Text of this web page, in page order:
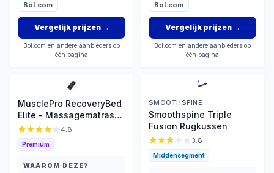
Bol.com
Vergelijk prijzen→
Bol.com en andere aanbieders op
één pagina
Bol.com
Vergelijk prijzen→
Bol.com en andere aanbieders op
één pagina
MusclePro RecoveryBed
Elite - Massagematras
met warmte -
massage - Massage mat
- Massage apparaat -
4.8
Premium
WAAROM DEZE?
SMOOTHSPINE
Smoothspine Triple
Fusion Rugkussen
3.8
Middensegment